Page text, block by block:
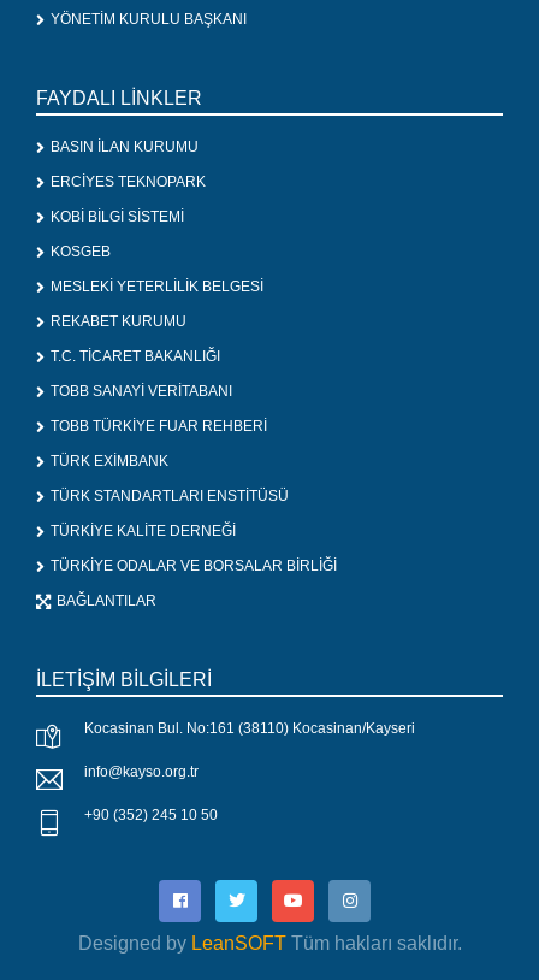
YÖNETİM KURULU BAŞKANI
FAYDALI LİNKLER
BASIN İLAN KURUMU
ERCİYES TEKNOPARK
KOBİ BİLGİ SİSTEMİ
KOSGEB
MESLEKİ YETERLİLİK BELGESİ
REKABET KURUMU
T.C. TİCARET BAKANLIĞI
TOBB SANAYİ VERİTABANI
TOBB TÜRKİYE FUAR REHBERİ
TÜRK EXİMBANK
TÜRK STANDARTLARI ENSTİTÜSÜ
TÜRKİYE KALİTE DERNEĞİ
TÜRKİYE ODALAR VE BORSALAR BİRLİĞİ
BAĞLANTILAR
İLETİŞİM BİLGİLERİ
Kocasinan Bul. No:161 (38110) Kocasinan/Kayseri
info@kayso.org.tr
+90 (352) 245 10 50
Designed by LeanSOFTTüm hakları saklıdır.